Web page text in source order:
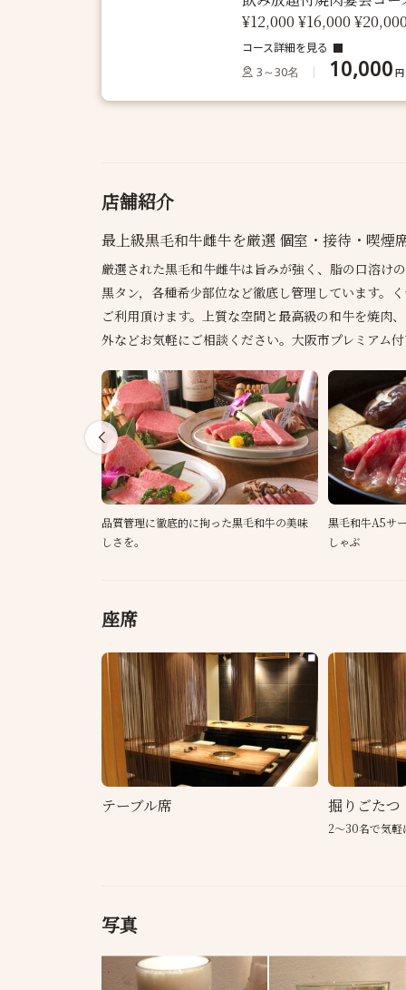
¥12,000 ¥16,000
コース詳細を見る
3～30名 10,000 円
店舗紹介
最上級黒毛和牛雌牛を厳選 個室・接待・喫
厳選された黒毛和牛雌牛は旨みが強く、脂の口溶け
黒タン，各種希少部位など徹底し管理しています。
ご利用頂けます。上質な空間と最高級の和牛を焼肉
外などお気軽にご相談ください。大阪市プレミアム
品質管理に徹底的に拘った黒毛和牛の美味
しさを。
黒毛和牛A5サ
しゃぶ
座席
テーブル席 掘りごたつ
2〜30名で気軽
写真